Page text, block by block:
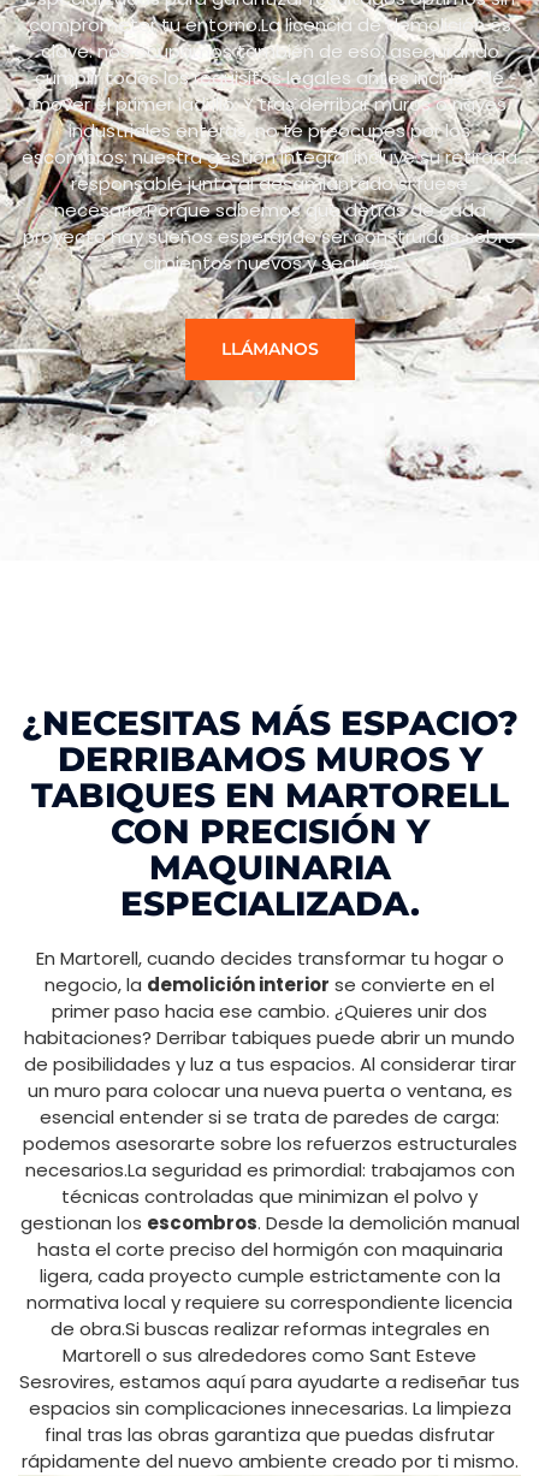
comprometer tu entorno.La licencia de demolición es
clave: nos ocupamos también de eso, asegurando
cumplir todos los requisitos legales antes incluso de
mover el primer ladrillo. Y tras derribar muros o naves
industriales enteras, no te preocupes por los
escombros: nuestra gestión integral incluye su retirada
responsable junto al desamiantado si fuese
necesario.Porque sabemos que detrás de cada
proyecto hay sueños esperando ser construidos sobre
cimientos nuevos y seguros.
LLÁMANOS
¿NECESITAS MÁS ESPACIO?
DERRIBAMOS MUROS Y
TABIQUES EN MARTORELL
CON PRECISIÓN Y
MAQUINARIA
ESPECIALIZADA.
En Martorell, cuando decides transformar tu hogar o
negocio, la demolición interior se convierte en el
primer paso hacia ese cambio. ¿Quieres unir dos
habitaciones? Derribar tabiques puede abrir un mundo
de posibilidades y luz a tus espacios. Al considerar tirar
un muro para colocar una nueva puerta o ventana, es
esencial entender si se trata de paredes de carga:
podemos asesorarte sobre los refuerzos estructurales
necesarios.La seguridad es primordial: trabajamos con
técnicas controladas que minimizan el polvo y
gestionan los escombros. Desde la demolición manual
hasta el corte preciso del hormigón con maquinaria
ligera, cada proyecto cumple estrictamente con la
normativa local y requiere su correspondiente licencia
de obra.Si buscas realizar reformas integrales en
Martorell o sus alrededores como Sant Esteve
Sesrovires, estamos aquí para ayudarte a rediseñar tus
espacios sin complicaciones innecesarias. La limpieza
final tras las obras garantiza que puedas disfrutar
rápidamente del nuevo ambiente creado por ti mismo.